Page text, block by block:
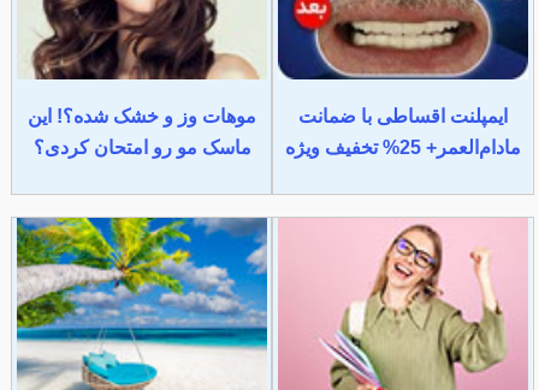
ایمپلنت اقساطی با ضمانت
مادام‌العمر+ 25% تخفیف ویژه
موهات وز و خشک شده؟! این
ماسک مو رو امتحان کردی؟